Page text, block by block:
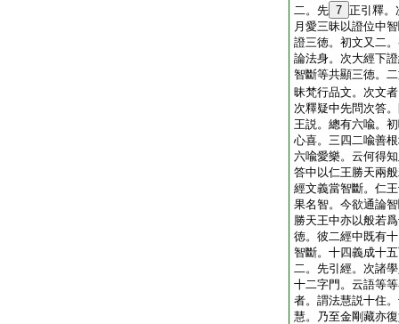
二。先 7 正引釋。
月愛三昧以證位中
證三徳。初文又二
論法身。次大經下
智斷等共顯三徳。
昧梵行品文。次文
次釋疑中先問次答
王説。總有六喩。
心喜。三四二喩善
六喩愛樂。云何得
答中以仁王勝天兩
經文義當智斷。仁
果名智。今欲通論
勝天王中亦以般若
徳。彼二經中既有
智斷。十四義成十
二。先引經。次諸
十二字門。云語等
者。謂法慧説十住
慧。乃至金剛藏亦